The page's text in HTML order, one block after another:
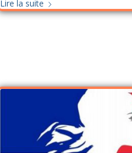
Lire la suite